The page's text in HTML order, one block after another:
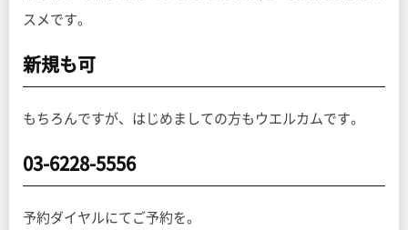
スメです。
新規も可
もちろんですが、はじめましての方もウエルカムです。
03-6228-5556
予約ダイヤルにてご予約を。